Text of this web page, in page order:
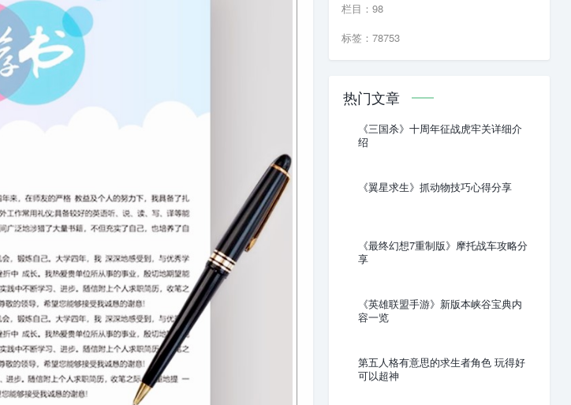
栏目：98
标签：78753
热门文章
《三国杀》十周年征战虎牢关详细介
绍
《翼星求生》抓动物技巧心得分享
《最终幻想7重制版》摩托战车攻略分
享
《英雄联盟手游》新版本峡谷宝典内
容一览
第五人格有意思的求生者角色 玩得好
可以超神